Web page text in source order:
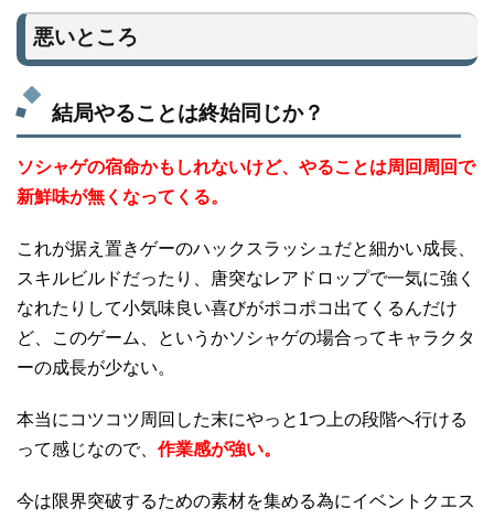
悪いところ
結局やることは終始同じか？
ソシャゲの宿命かもしれないけど、やることは周回周回で
新鮮味が無くなってくる。
これが据え置きゲーのハックスラッシュだと細かい成長、
スキルビルドだったり、唐突なレアドロップで一気に強く
なれたりして小気味良い喜びがポコポコ出てくるんだけ
ど、このゲーム、というかソシャゲの場合ってキャラクタ
ーの成長が少ない。
本当にコツコツ周回した末にやっと1つ上の段階へ行ける
って感じなので、 作業感が強い。
今は限界突破するための素材を集める為にイベントクエス